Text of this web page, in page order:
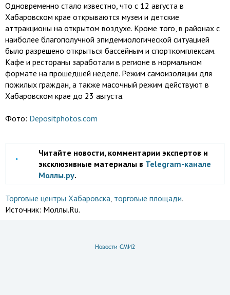
Одновременно стало известно, что с 12 августа в
Хабаровском крае открываются музеи и детские
аттракционы на открытом воздухе. Кроме того, в районах с
наиболее благополучной эпидемиологической ситуацией
было разрешено открыться бассейным и спорткомплексам.
Кафе и рестораны заработали в регионе в нормальном
формате на прошедшей неделе. Режим самоизоляции для
пожилых граждан, а также масочный режим действуют в
Хабаровском крае до 23 августа.
Фото: Depositphotos.com
Читайте новости, комментарии экспертов и
эксклюзивные материалы в Telegram-канале
Моллы.ру.
Торговые центры Хабаровска, торговые площади.
Источник: Моллы.Ru.
Новости СМИ2